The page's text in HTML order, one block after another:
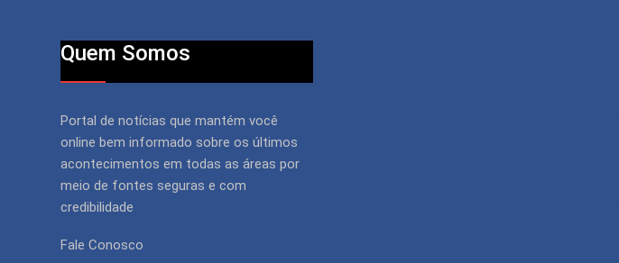
Quem Somos
Portal de notícias que mantém você
online bem informado sobre os últimos
acontecimentos em todas as áreas por
meio de fontes seguras e com
credibilidade
Fale Conosco